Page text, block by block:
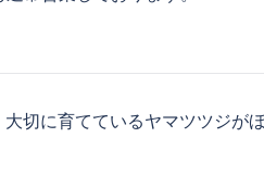
大切に育てているヤマツツジが